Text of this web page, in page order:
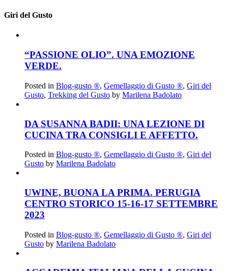
Giri del Gusto
“PASSIONE OLIO”. UNA EMOZIONE
VERDE.
Posted in Blog-gusto ®, Gemellaggio di Gusto ®, Giri del
Gusto, Trekking del Gusto by Marilena Badolato
DA SUSANNA BADII: UNA LEZIONE DI
CUCINA TRA CONSIGLI E AFFETTO.
Posted in Blog-gusto ®, Gemellaggio di Gusto ®, Giri del
Gusto by Marilena Badolato
UWINE, BUONA LA PRIMA. PERUGIA
CENTRO STORICO 15-16-17 SETTEMBRE
2023
Posted in Blog-gusto ®, Gemellaggio di Gusto ®, Giri del
Gusto by Marilena Badolato